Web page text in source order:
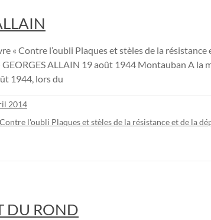
« Contre l’oubli Plaques et stèles de la
GEORGES ALLAIN 19 août 1944 Montauban A la
1944, lors du
2014
l'oubli Plaques et stèles de la résistance et de la
DU ROND